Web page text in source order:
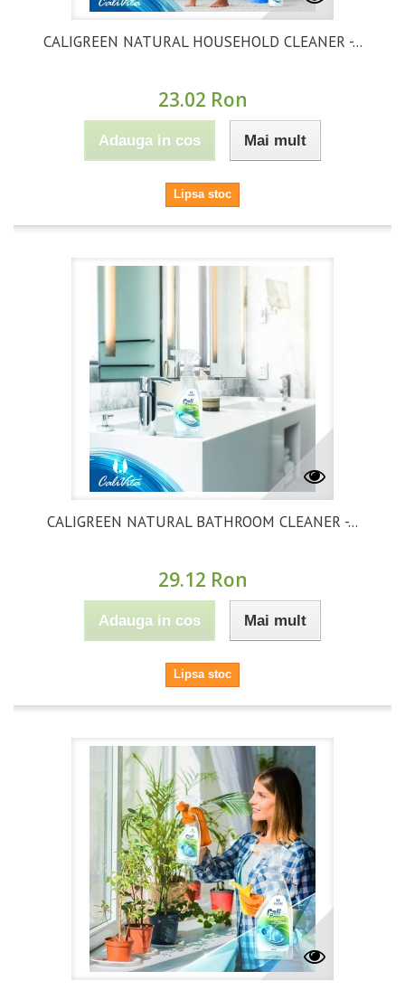
CALIGREEN NATURAL HOUSEHOLD CLEANER -...
23.02 Ron
Adauga in cos Mai mult
Lipsa stoc
CALIGREEN NATURAL BATHROOM CLEANER -...
29.12 Ron
Adauga in cos Mai mult
Lipsa stoc